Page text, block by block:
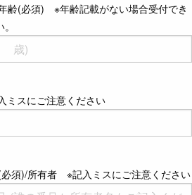
齢(必須) ※年齢記載がない場合受付でき
ミスにご注意ください
須)/所有者 ※記入ミスにご注意ください